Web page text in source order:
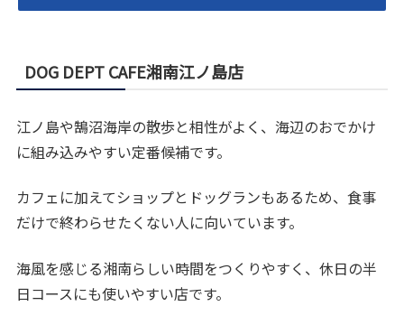
DOG DEPT CAFE湘南江ノ島店
江ノ島や鵠沼海岸の散歩と相性がよく、海辺のおでかけ
に組み込みやすい定番候補です。
カフェに加えてショップとドッグランもあるため、食事
だけで終わらせたくない人に向いています。
海風を感じる湘南らしい時間をつくりやすく、休日の半
日コースにも使いやすい店です。